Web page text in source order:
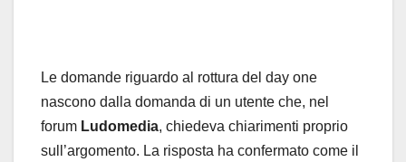
Le domande riguardo al rottura del day one
nascono dalla domanda di un utente che, nel
forum Ludomedia, chiedeva chiarimenti proprio
sull’argomento. La risposta ha confermato come il